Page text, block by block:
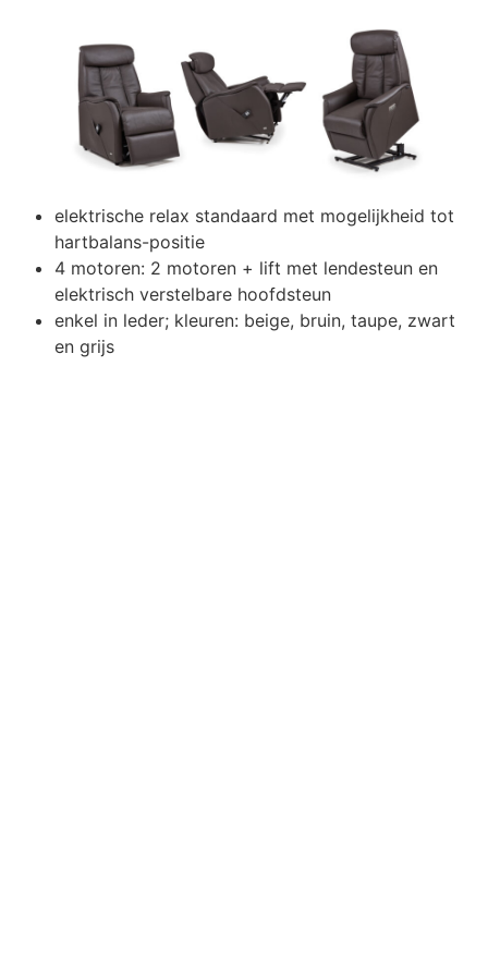
elektrische relax standaard met mogelijkheid tot
hartbalans-positie
4 motoren: 2 motoren + lift met lendesteun en
elektrisch verstelbare hoofdsteun
enkel in leder; kleuren: beige, bruin, taupe, zwart
en grijs